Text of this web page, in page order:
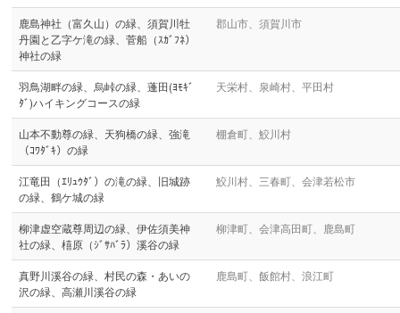
鹿島神社（富久山）の緑、須賀川牡
丹園と乙字ケ滝の緑、菅船（ｽｶﾞﾌﾈ）
神社の緑
郡山市、須賀川市
羽鳥湖畔の緑、烏峠の緑、蓬田(ﾖﾓｷﾞ
ﾀﾞ)ハイキングコースの緑
天栄村、泉崎村、平田村
山本不動尊の緑、天狗橋の緑、強滝
（ｺﾜﾀﾞｷ）の緑
棚倉町、鮫川村
江竜田（ｴﾘｭｳﾀﾞ）の滝の緑、旧城跡
の緑、鶴ケ城の緑
鮫川村、三春町、会津若松市
柳津虚空蔵尊周辺の緑、伊佐須美神
社の緑、橲原（ｼﾞｻﾊﾞﾗ）溪谷の緑
柳津町、会津高田町、鹿島町
真野川溪谷の緑、村民の森・あいの
沢の緑、高瀬川溪谷の緑
鹿島町、飯館村、浪江町